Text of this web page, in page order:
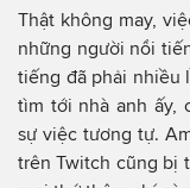
Thật không may,
những người nổi
tiếng đã phải nhiều
tìm tới nhà anh ấy,
sự việc tương tự.
trên Twitch cũng bị